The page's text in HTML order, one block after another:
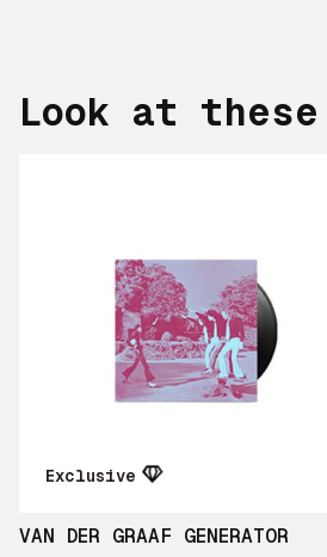
Look at these
Exclusive
VAN DER GRAAF GENERATOR